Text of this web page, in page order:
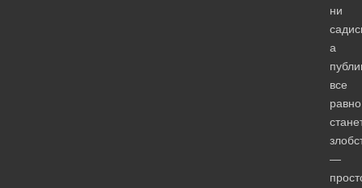
ни
а
все
равно
—